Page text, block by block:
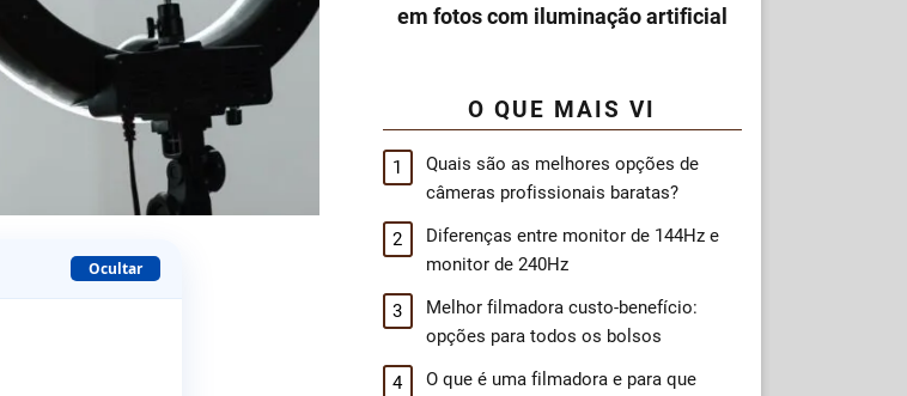
Ocultar
em fotos com iluminação artificial
O QUE MAIS VI
Quais são as melhores opções de
câmeras profissionais baratas?
Diferenças entre monitor de 144Hz e
monitor de 240Hz
Melhor filmadora custo-benefício:
opções para todos os bolsos
O que é uma filmadora e para que